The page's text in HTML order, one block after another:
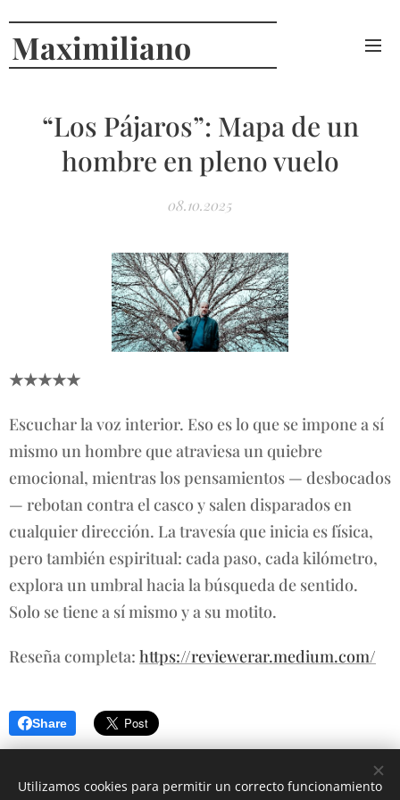
Maximiliano
“Los Pájaros”: Mapa de un
hombre en pleno vuelo
08.10.2025
★★★★★
Escuchar la voz interior. Eso es lo que se impone a sí
mismo un hombre que atraviesa un quiebre
emocional, mientras los pensamientos — desbocados
— rebotan contra el casco y salen disparados en
cualquier dirección. La travesía que inicia es física,
pero también espiritual: cada paso, cada kilómetro,
explora un umbral hacia la búsqueda de sentido.
Solo se tiene a sí mismo y a su motito.
Reseña completa: https://reviewerar.medium.com/
Share
Utilizamos cookies para permitir un correcto funcionamiento